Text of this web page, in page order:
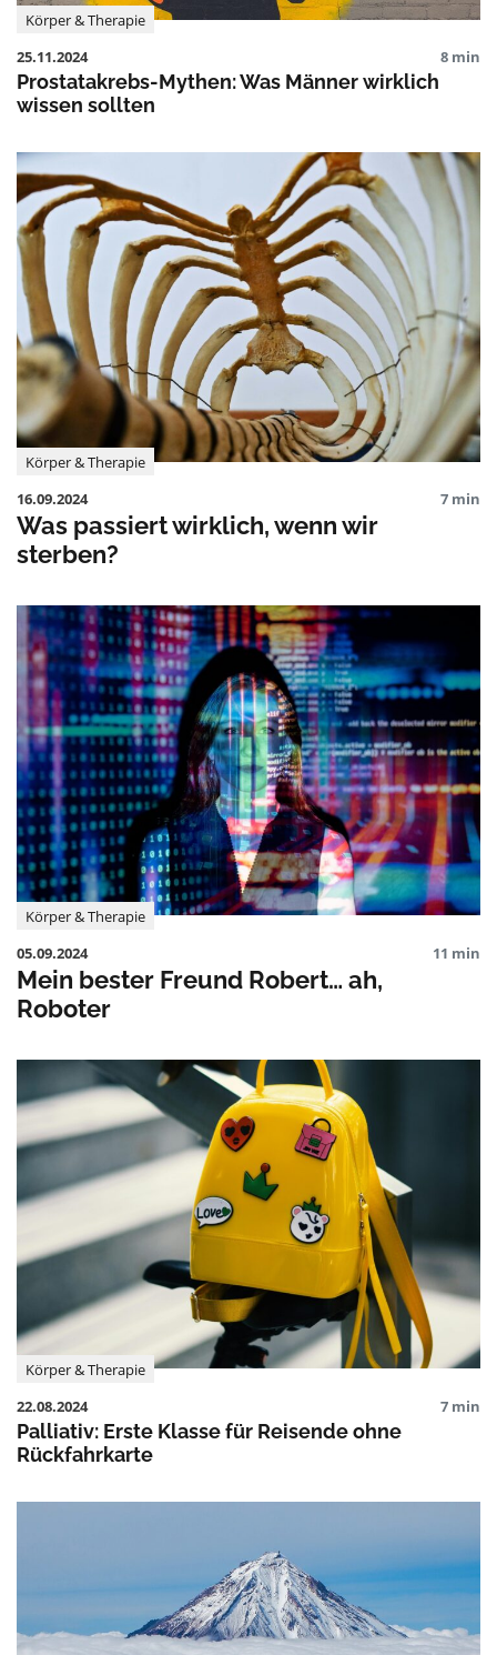
Körper & Therapie
25.11.2024
8 min
Prostatakrebs-Mythen: Was Männer wirklich
wissen sollten
Körper & Therapie
16.09.2024
7 min
Was passiert wirklich, wenn wir
sterben?
Körper & Therapie
05.09.2024
11 min
Mein bester Freund Robert… ah,
Roboter
Körper & Therapie
22.08.2024
7 min
Palliativ: Erste Klasse für Reisende ohne
Rückfahrkarte